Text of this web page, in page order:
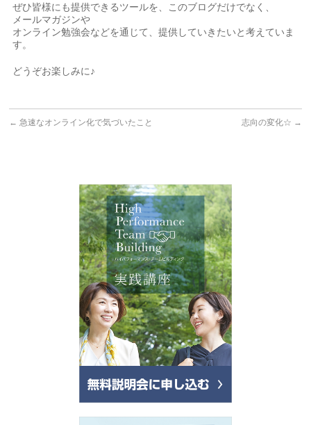
ぜひ皆様にも提供できるツールを、このブログだけでなく、
メールマガジンや
オンライン勉強会などを通じて、提供していきたいと考えていま
す。
どうぞお楽しみに♪
← 急速なオンライン化で気づいたこと 志向の変化☆ →